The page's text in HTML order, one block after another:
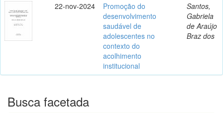
22-nov-2024
Promoção do
desenvolvimento
saudável de
adolescentes no
contexto do
acolhimento
institucional
Santos,
Gabriela
de Araújo
Braz dos
Busca facetada